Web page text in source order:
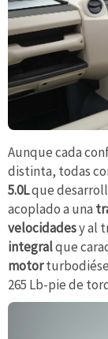
Aunque cada
distinta, todas
5.0Lque
acoplado a una
velocidadesy al
integralque
motor
265 Lb-pie de